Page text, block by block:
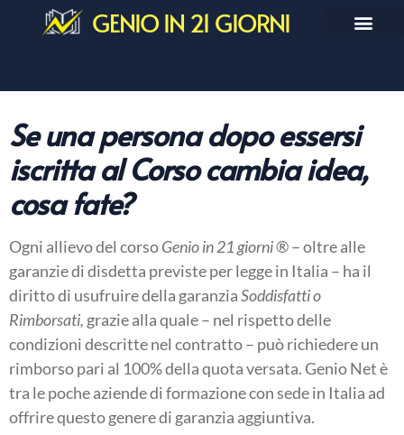
GENIO IN 21 GIORNI
Se una persona dopo essersi
iscritta al Corso cambia idea,
cosa fate?
Ogni allievo del corsoGenio in 21 giorni® – oltre alle
garanzie di disdetta previste per legge in Italia – ha il
diritto di usufruire della garanziaSoddisfatti o
Rimborsati, grazie alla quale – nel rispetto delle
condizioni descritte nel contratto – può richiedere un
rimborso pari al 100% della quota versata. Genio Net è
tra le poche aziende di formazione con sede in Italia ad
offrire questo genere di garanzia aggiuntiva.